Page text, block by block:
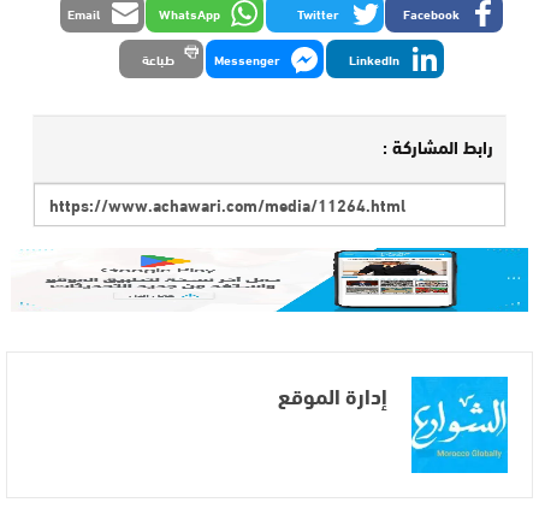
Facebook
Twitter
WhatsApp
Email
LinkedIn
Messenger طباعة
رابط المشاركة :
إدارة الموقع